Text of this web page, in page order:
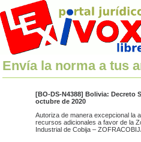
Envía la norma a tus
[BO-DS-N4388] Bolivia: Decreto
octubre de 2020
Autoriza de manera excepcional la
recursos adicionales a favor de la
Industrial de Cobija –